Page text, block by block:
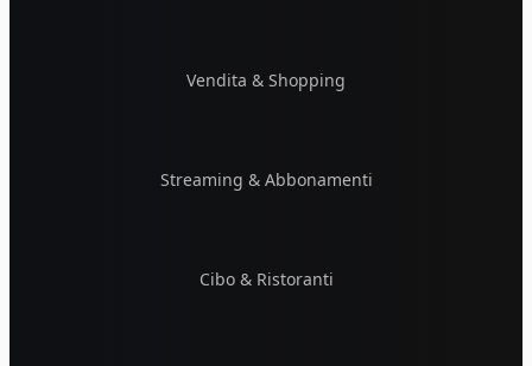
Vendita & Shopping
Streaming & Abbonamenti
Cibo & Ristoranti